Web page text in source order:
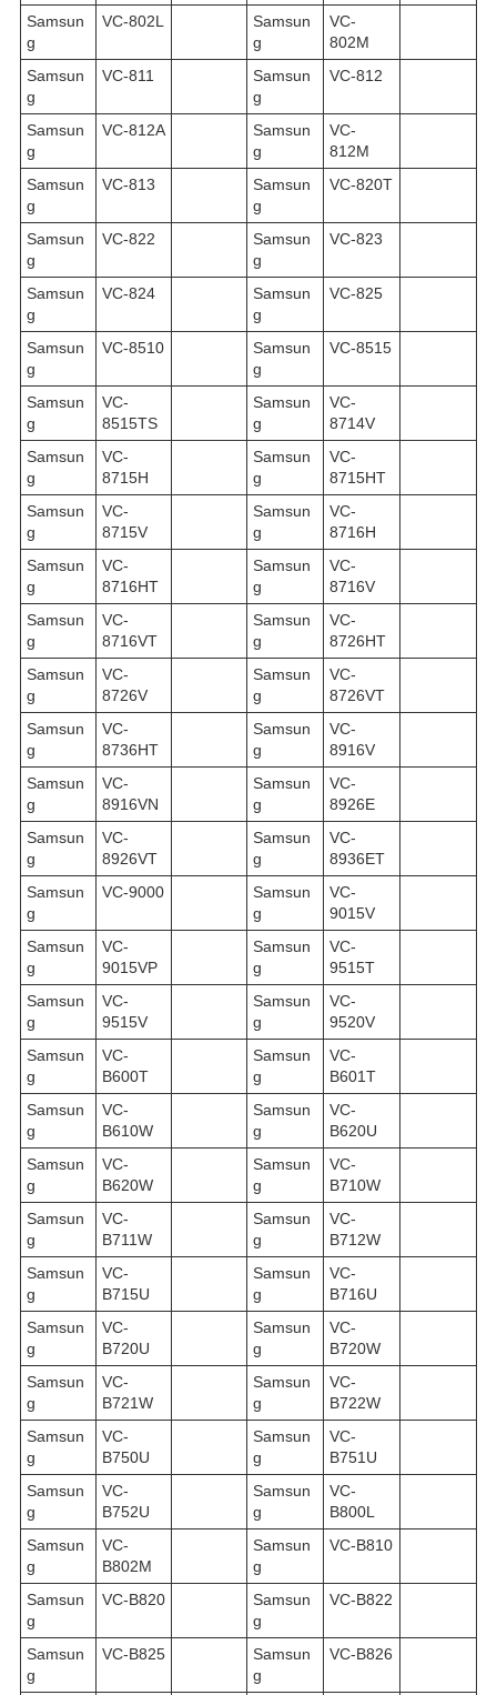
Samsun
g
VC-802L
Samsun
g
VC-
802M
Samsun
g
VC-811
Samsun
g
VC-812
Samsun
g
VC-812A
Samsun
g
VC-
812M
Samsun
g
VC-813
Samsun
g
VC-820T
Samsun
g
VC-822
Samsun
g
VC-823
Samsun
g
VC-824
Samsun
g
VC-825
Samsun
g
VC-8510
Samsun
g
VC-8515
Samsun
g
VC-
8515TS
Samsun
g
VC-
8714V
Samsun
g
VC-
8715H
Samsun
g
VC-
8715HT
Samsun
g
VC-
8715V
Samsun
g
VC-
8716H
Samsun
g
VC-
8716HT
Samsun
g
VC-
8716V
Samsun
g
VC-
8716VT
Samsun
g
VC-
8726HT
Samsun
g
VC-
8726V
Samsun
g
VC-
8726VT
Samsun
g
VC-
8736HT
Samsun
g
VC-
8916V
Samsun
g
VC-
8916VN
Samsun
g
VC-
8926E
Samsun
g
VC-
8926VT
Samsun
g
VC-
8936ET
Samsun
g
VC-9000
Samsun
g
VC-
9015V
Samsun
g
VC-
9015VP
Samsun
g
VC-
9515T
Samsun
g
VC-
9515V
Samsun
g
VC-
9520V
Samsun
g
VC-
B600T
Samsun
g
VC-
B601T
Samsun
g
VC-
B610W
Samsun
g
VC-
B620U
Samsun
g
VC-
B620W
Samsun
g
VC-
B710W
Samsun
g
VC-
B711W
Samsun
g
VC-
B712W
Samsun
g
VC-
B715U
Samsun
g
VC-
B716U
Samsun
g
VC-
B720U
Samsun
g
VC-
B720W
Samsun
g
VC-
B721W
Samsun
g
VC-
B722W
Samsun
g
VC-
B750U
Samsun
g
VC-
B751U
Samsun
g
VC-
B752U
Samsun
g
VC-
B800L
Samsun
g
VC-
B802M
Samsun
g
VC-B810
Samsun
g
VC-B820
Samsun
g
VC-B822
Samsun
g
VC-B825
Samsun
g
VC-B826